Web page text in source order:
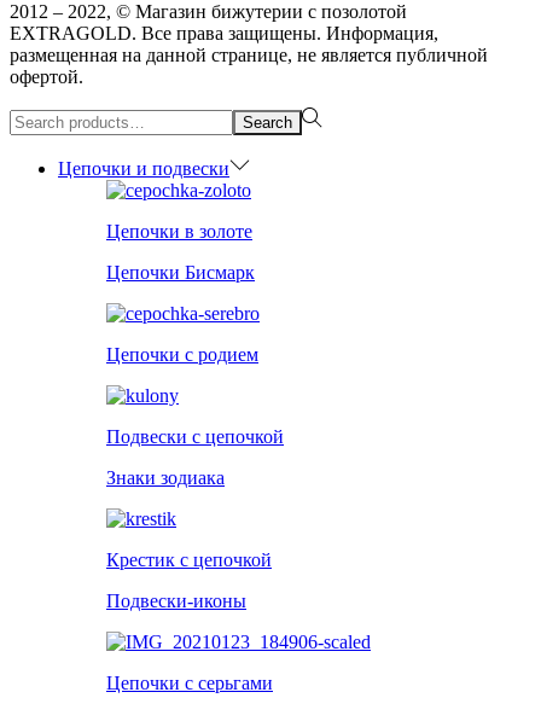
2012 – 2022, © Магазин бижутерии с позолотой
EXTRAGOLD. Все права защищены. Информация,
размещенная на данной странице, не является публичной
офертой.
Search
for:>
Search
Цепочки и подвески
Цепочки в золоте
Цепочки Бисмарк
Цепочки с родием
Подвески с цепочкой
Знаки зодиака
Крестик с цепочкой
Подвески-иконы
Цепочки с серьгами